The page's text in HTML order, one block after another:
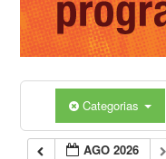
Categorias
AGO 2026